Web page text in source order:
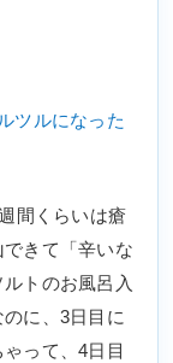
ツルになった
間くらいは瘡
きて「辛いな
トのお風呂入
に、3日目に
って、4日目